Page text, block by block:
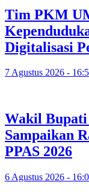
Tim PKM
Digitalisasi
7 Agustus 2026 -
Wakil
Sampaikan
PPAS 2026
6 Agustus 2026 -